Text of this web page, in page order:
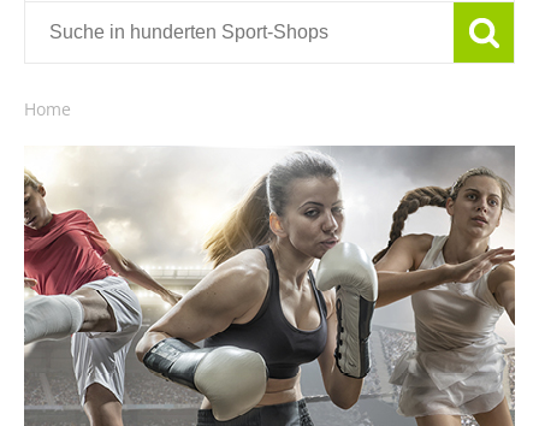
Home